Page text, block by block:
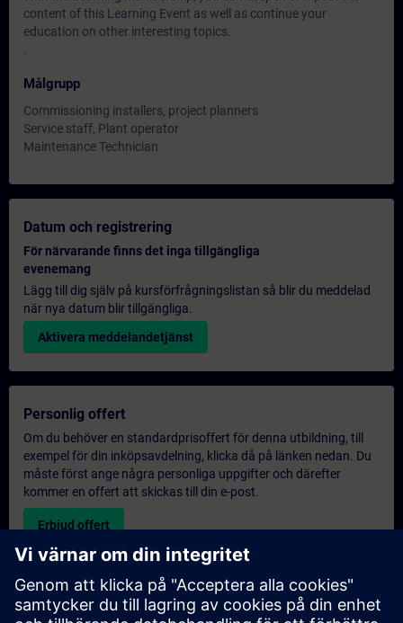
content of this Learning Event as well as continue your
education on other interesting topics.
Målgrupp
Commissioning installers, project planners
Service staff, Plant operator
Maintenance Technician
Datum och registrering
För närvarande finns det inga tillgängliga
evenemang
Lägg till dig själv på kursförfrågningslistan så blir du meddelad
när nya datum blir tillgängliga.
Aktivera meddelandetjänst
Personlig offert
Om du behöver en standardprisoffert för denna utbildning, till
exempel för din inköpsavdelning, klicka då på länken nedan. Du
måste först ange några personliga uppgifter och därefter
kommer en offert att skickas till din e-post.
Erbjud offert
Exklusiv utbildningsförfrågan